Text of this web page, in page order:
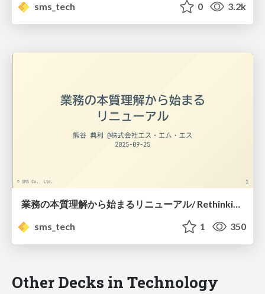
sms_tech
0 3.2k
業務の本質理解から始まるリニューアル/ RethinkingBusinessEssenceforRenewal
sms_tech
1 350
Other Decks in Technology